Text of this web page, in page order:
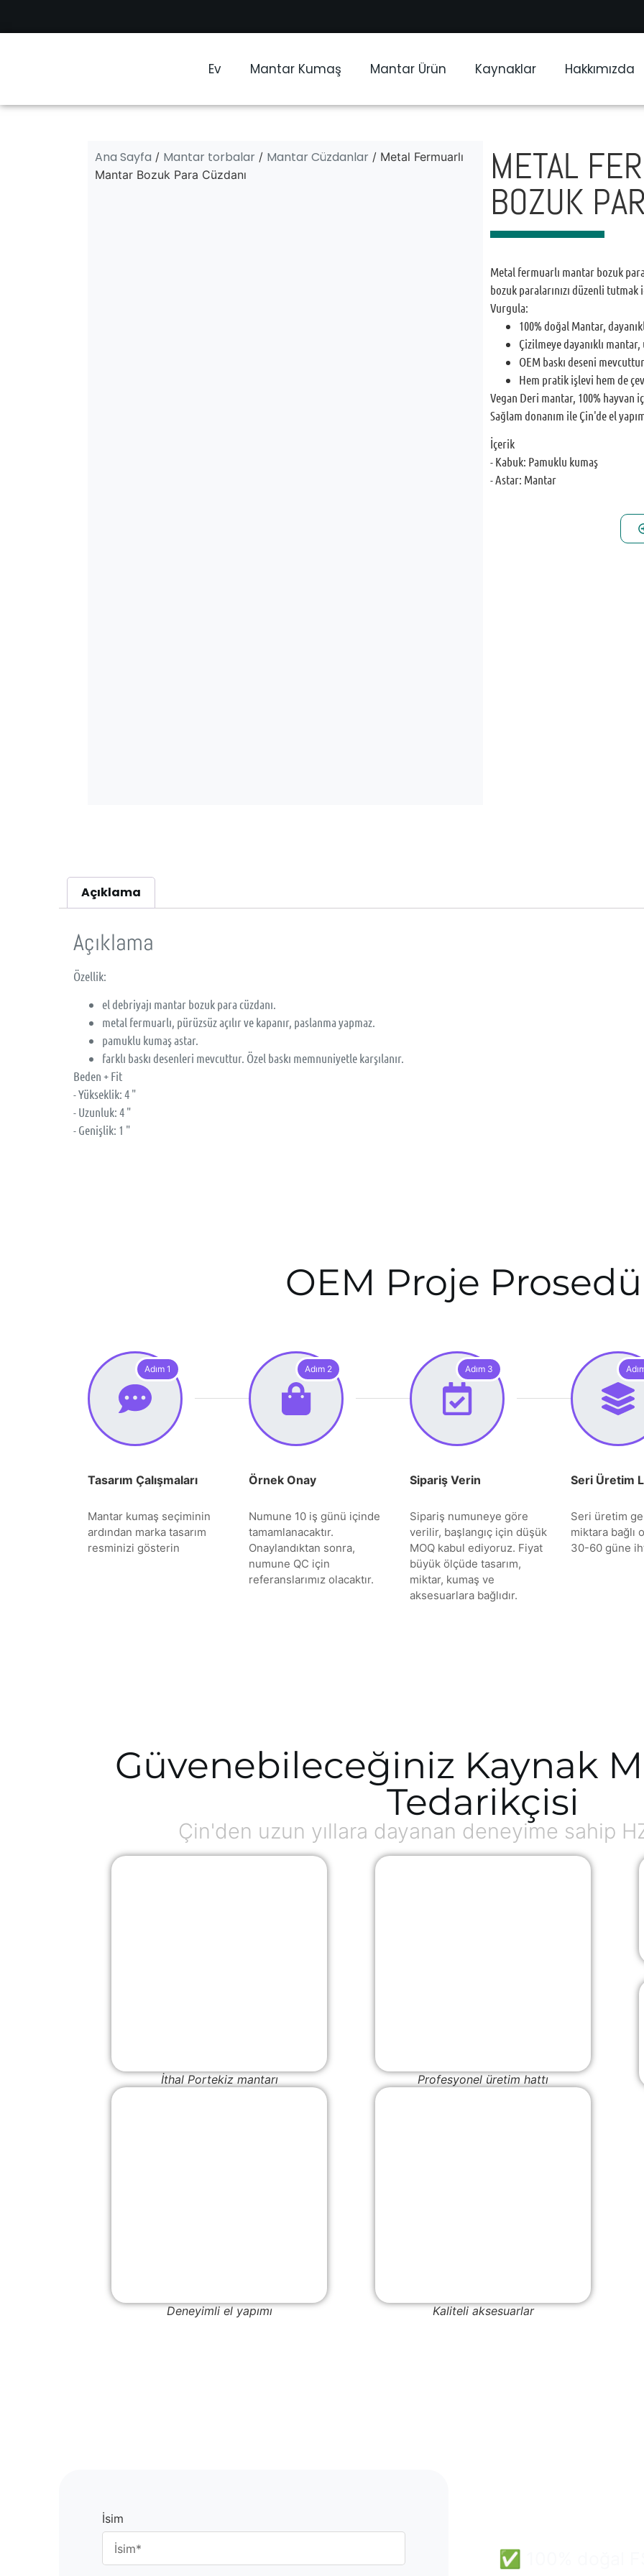
Ev Mantar Kumaş Mantar Ürün Kaynaklar Hakkımızda
Ana Sayfa / Mantar torbalar / Mantar Cüzdanlar / Metal Fermuarlı
Mantar Bozuk Para Cüzdanı
METAL
BOZUK
Metal fermuarlı mantar bozuk
bozuk paralarınızı düzenli tutmak
Vurgula:
100% doğal Mantar,
Çizilmeye dayanıklı
OEM baskı deseni
Hem pratik işlevi hem de
Vegan Deri mantar, 100% hayvan
Sağlam donanım ile Çin'de el
İçerik
- Kabuk: Pamuklu kumaş
- Astar: Mantar
Açıklama
Açıklama
Özellik:
el debriyajı mantar bozuk para cüzdanı.
metal fermuarlı, pürüzsüz açılır ve kapanır, paslanma yapmaz.
pamuklu kumaş astar.
farklı baskı desenleri mevcuttur. Özel baskı memnuniyetle karşılanır.
Beden + Fit
- Yükseklik: 4 "
- Uzunluk: 4 "
- Genişlik: 1 "
OEM Proje
Adım 1
Tasarım Çalışmaları
Mantar kumaş seçiminin
ardından marka tasarım
resminizi gösterin
Adım 2
Örnek Onay
Numune 10 iş günü içinde
tamamlanacaktır.
Onaylandıktan sonra,
numune QC için
referanslarımız olacaktır.
Adım 3
Sipariş Verin
Sipariş numuneye göre
verilir, başlangıç için düşük
MOQ kabul ediyoruz. Fiyat
büyük ölçüde tasarım,
miktar, kumaş ve
aksesuarlara bağlıdır.
Seri Üretim
Seri üretim
miktara bağlı
30-60 güne
Güvenebileceğiniz Kaynak
Tedarikçisi
Çin'den uzun yıllara dayanan deneyime sahip
İthal Portekiz mantarı
Deneyimli el yapımı
Profesyonel üretim hattı
Kaliteli aksesuarlar
İsim
✅ 100% doğal